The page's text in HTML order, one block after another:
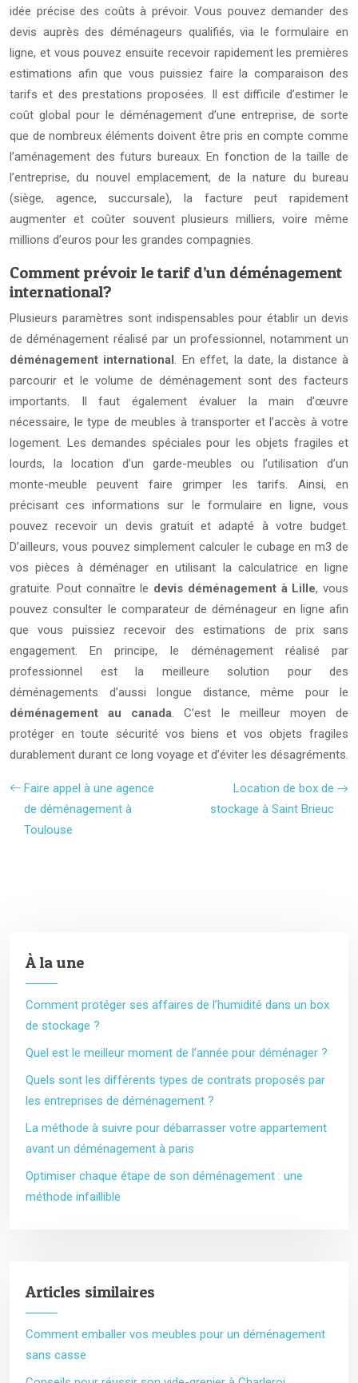
idée précise des coûts à prévoir. Vous pouvez demander des
devis auprès des déménageurs qualifiés, via le formulaire en
ligne, et vous pouvez ensuite recevoir rapidement les premières
estimations afin que vous puissiez faire la comparaison des
tarifs et des prestations proposées. Il est difficile d’estimer le
coût global pour le déménagement d’une entreprise, de sorte
que de nombreux éléments doivent être pris en compte comme
l’aménagement des futurs bureaux. En fonction de la taille de
l’entreprise, du nouvel emplacement, de la nature du bureau
(siège, agence, succursale), la facture peut rapidement
augmenter et coûter souvent plusieurs milliers, voire même
millions d’euros pour les grandes compagnies.
Comment prévoir le tarif d’un déménagement
international?
Plusieurs paramètres sont indispensables pour établir un devis
de déménagement réalisé par un professionnel, notamment un
déménagement international. En effet, la date, la distance à
parcourir et le volume de déménagement sont des facteurs
importants. Il faut également évaluer la main d’œuvre
nécessaire, le type de meubles à transporter et l’accès à votre
logement. Les demandes spéciales pour les objets fragiles et
lourds, la location d’un garde-meubles ou l’utilisation d’un
monte-meuble peuvent faire grimper les tarifs. Ainsi, en
précisant ces informations sur le formulaire en ligne, vous
pouvez recevoir un devis gratuit et adapté à votre budget.
D’ailleurs, vous pouvez simplement calculer le cubage en m3 de
vos pièces à déménager en utilisant la calculatrice en ligne
gratuite. Pout connaître le devis déménagement à Lille, vous
pouvez consulter le comparateur de déménageur en ligne afin
que vous puissiez recevoir des estimations de prix sans
engagement. En principe, le déménagement réalisé par
professionnel est la meilleure solution pour des
déménagements d’aussi longue distance, même pour le
déménagement au canada. C’est le meilleur moyen de
protéger en toute sécurité vos biens et vos objets fragiles
durablement durant ce long voyage et d’éviter les désagréments.
Faire appel à une agence
de déménagement à
Toulouse
Location de box de
stockage à Saint Brieuc
À la une
Comment protéger ses affaires de l’humidité dans un box
de stockage ?
Quel est le meilleur moment de l’année pour déménager ?
Quels sont les différents types de contrats proposés par
les entreprises de déménagement ?
La méthode à suivre pour débarrasser votre appartement
avant un déménagement à paris
Optimiser chaque étape de son déménagement : une
méthode infaillible
Articles similaires
Comment emballer vos meubles pour un déménagement
sans casse